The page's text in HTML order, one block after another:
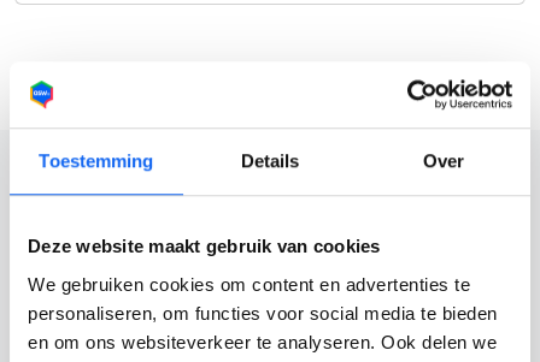
Toestemming Details Over
Deze website maakt gebruik van cookies
We gebruiken cookies om content en advertenties te
personaliseren, om functies voor social media te bieden
en om ons websiteverkeer te analyseren. Ook delen we
Eenvoudig en snel je voertuig
verkopen?
Wil je zonder gedoe je auto verkopen? Kies voor OSW